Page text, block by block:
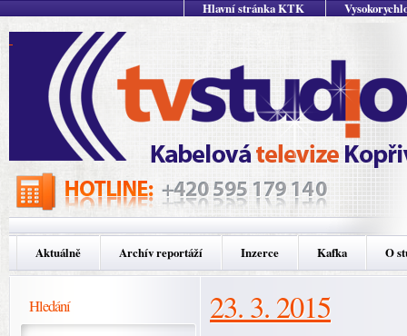
Hlavní stránka KTK
Aktuálně Archív reportáží Inzerce Kafka O
Hledání 23. 3. 2015